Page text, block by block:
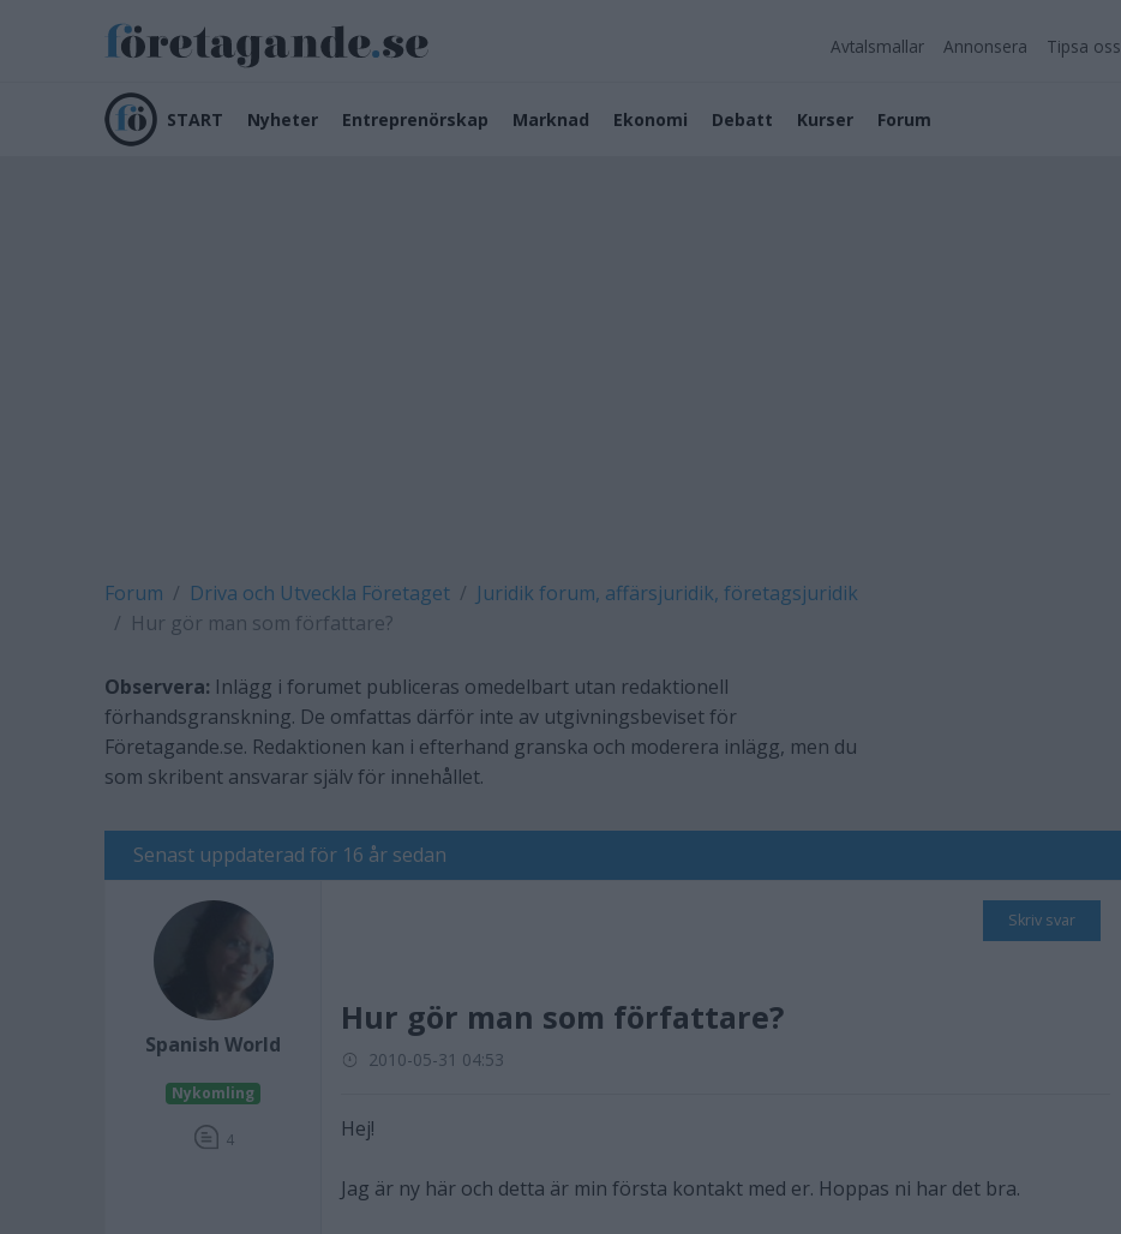
Avtalsmallar Annonsera Tipsa oss
START Nyheter Entreprenörskap Marknad Ekonomi Debatt Kurser Forum
Forum Driva och Utveckla Företaget
Juridik forum, affärsjuridik, företagsjuridik
Hur gör man som författare?
Observera: Inlägg i forumet publiceras omedelbart utan redaktionell
förhandsgranskning. De omfattas därför inte av utgivningsbeviset för
Företagande.se. Redaktionen kan i efterhand granska och moderera inlägg, men du
som skribent ansvarar själv för innehållet.
Senast uppdaterad för 16 år sedan
Spanish World
Nykomling
4
Skriv svar
Hur gör man som författare?
2010-05-31 04:53
Hej!
Jag är ny här och detta är min första kontakt med er. Hoppas ni har det bra.